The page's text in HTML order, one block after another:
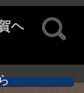
ヘ
検索: